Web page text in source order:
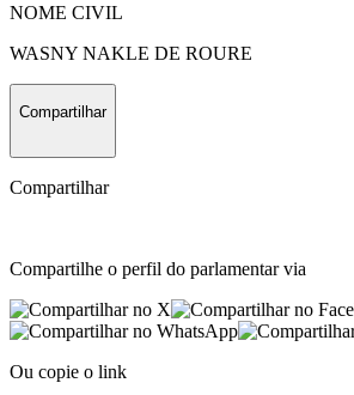
NOME CIVIL
WASNY NAKLE DE ROURE
Compartilhar
Compartilhar
Compartilhe o perfil do parlamentar via
Ou copie o link